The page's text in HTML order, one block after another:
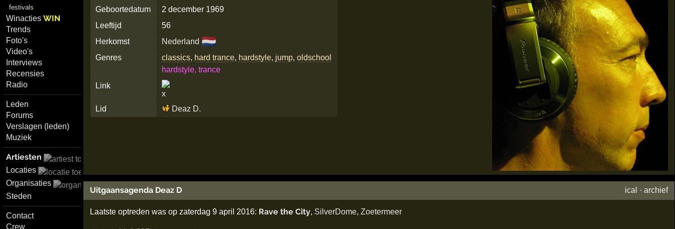
festivals
WinactiesWIN
Trends
Foto's
Video's
Interviews
Recensies
Radio
Leden
Forums
Verslagen (leden)
Muziek
Artiesten
Locaties
Organisaties
Steden
Contact
Crew
Geboortedatum
2 december 1969
Leeftijd
56
Herkomst
Nederland 🇳🇱
Genres classics, hard trance, hardstyle, jump,oldschool
hardstyle, trance
Link
Lid Deaz D.
Uitgaansagenda Deaz D ical ·archief
Laatste optreden was op zaterdag 9 april 2016: Rave the City, SilverDome, Zoetermeer